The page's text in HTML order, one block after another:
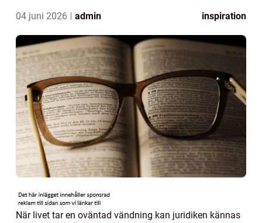
04 juni 2026 admin inspiration
När livet tar en oväntad vändning kan juridiken kännas